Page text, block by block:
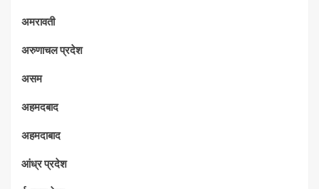
अमरावती
अरुणाचल प्रदेश
असम
अहमदबाद
अहमदाबाद
आंध्र प्रदेश